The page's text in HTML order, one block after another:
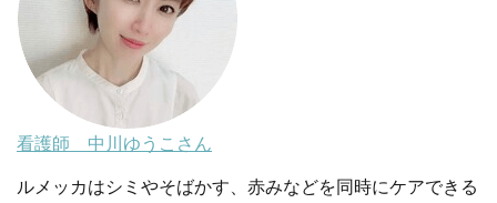
看護師 中川ゆうこさん
ルメッカはシミやそばかす、赤みなどを同時にケアできる